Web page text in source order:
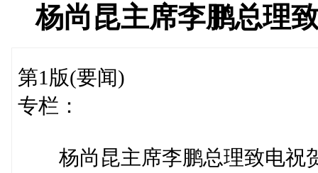
杨尚昆主席李鹏总理
第1版(要闻)
专栏：
杨尚昆主席李鹏总理致电祝